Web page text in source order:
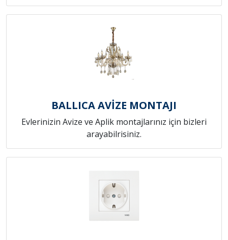
BALLICA AVİZE MONTAJI
Evlerinizin Avize ve Aplik montajlarınız için bizleri
arayabilrisiniz.